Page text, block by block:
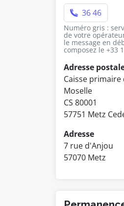
36 46
Numéro gris :
de votre
le message en
composez le +33
Adresse
Caisse
Moselle
CS 80001
57751 Metz
Adresse
7 rue d'Anjou
57070 Metz